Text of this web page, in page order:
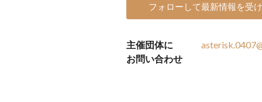
フォローして最新情報を受
主催団体に
お問い合わせ